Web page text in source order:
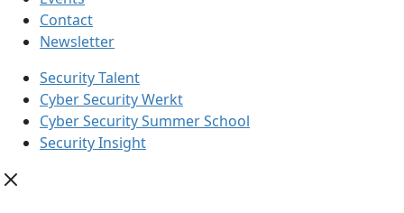
Contact
Newsletter
Security Talent
Cyber Security Werkt
Cyber Security Summer School
Security Insight